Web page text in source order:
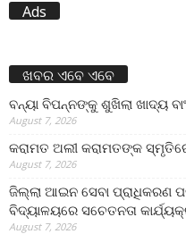
Ads
ଖବର ଏବେ ଏବେ
ବନ୍ୟା ବିପନ୍ନଙ୍କୁ ଶୁଖିଲା ଖାଦ୍ୟ
August 7, 2026
କରାମତ ଅଲୀ କରାମତଙ୍କ
August 7, 2026
ଜିଲ୍ଲା ଆଇନ ସେବା ପ୍ରାଧିକରଣ
ବିଦ୍ୟାଳୟରେ ସଚେତନତା
August 7, 2026